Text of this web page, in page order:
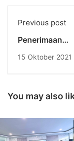
Previous post
Penerimaan
Program Studi
Undiknas
15 Oktober 2021
You may also